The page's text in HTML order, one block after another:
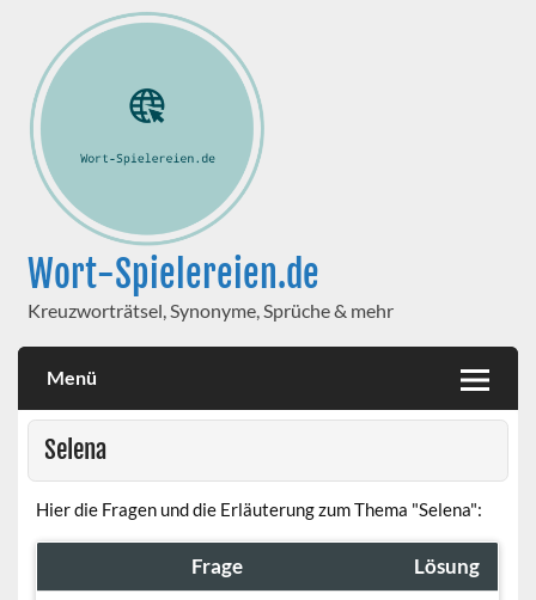
Wort-Spielereien.de
Kreuzworträtsel, Synonyme, Sprüche & mehr
Menü
Selena
Hier die Fragen und die Erläuterung zum Thema "Selena":
Frage Lösung